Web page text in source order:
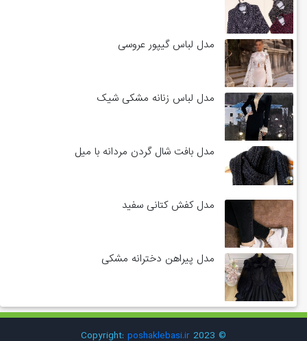
مدل لباس گیپور عروسی
مدل لباس زنانه مشکی شیک
مدل بافت شال گردن مردانه با میل
مدل کفش کتانی سفید
مدل پیراهن دخترانه مشکی
© 2023 Copyright:
poshaklebasi.ir